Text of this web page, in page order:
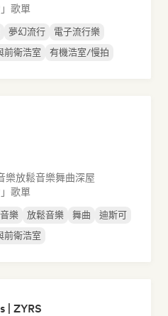
歌單
夢幻流行
電子流行樂
前衛浩室 有機浩室/慢拍
樂放鬆音樂舞曲深屋
歌單
樂 放鬆音樂 舞曲
迪斯可
前衛浩室
| ZYRS